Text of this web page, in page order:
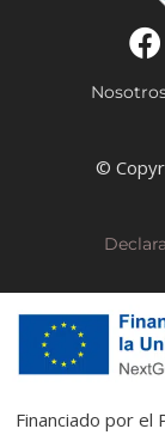
©
Financiado por el